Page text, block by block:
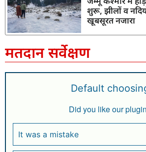
शुरू, झीलों व
खूबसूरत नजारा
मतदान सर्वेक्षण
Default
Did you like our
It was a mistake